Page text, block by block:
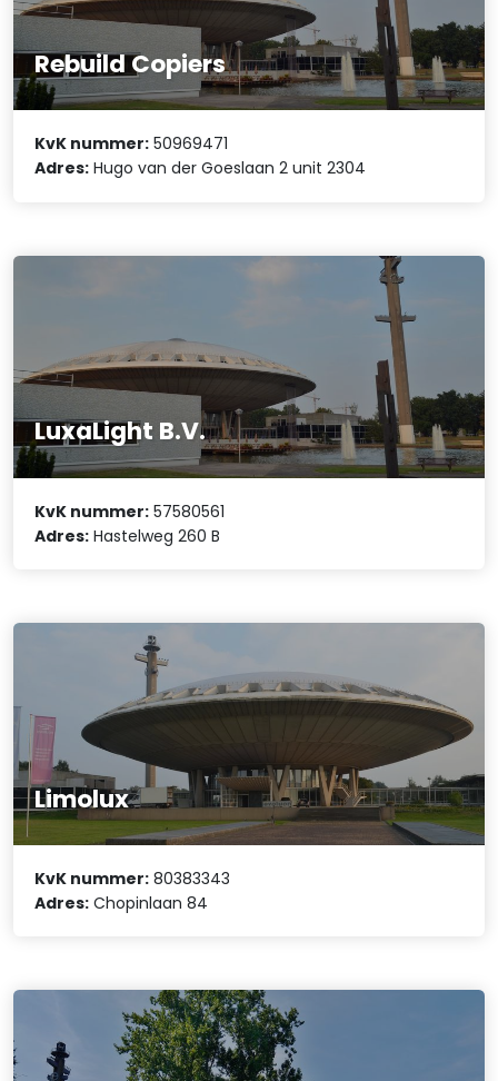
Rebuild Copiers
KvK nummer: 50969471
Adres: Hugo van der Goeslaan 2 unit 2304
LuxaLight B.V.
KvK nummer: 57580561
Adres: Hastelweg 260 B
Limolux
KvK nummer: 80383343
Adres: Chopinlaan 84